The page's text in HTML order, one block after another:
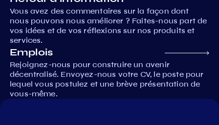
Vous avez des commentaires sur la façon dont
nous pouvons nous améliorer ? Faites-nous part de
vos idées et de vos réflexions sur nos produits et
services.
Emplois
Rejoignez-nous pour construire un avenir
décentralisé. Envoyez-nous votre CV, le poste pour
lequel vous postulez et une brève présentation de
vous-même.